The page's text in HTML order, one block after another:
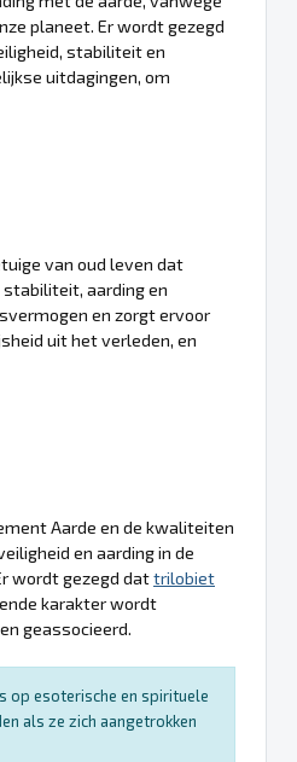
planeet. Er wordt gezegd
stabiliteit en
uitdagingen, om
van oud leven dat
stabiliteit, aarding en
en zorgt ervoor
uit het verleden, en
Aarde en de kwaliteiten
en aarding in de
wordt gezegd dattrilobiet
karakter wordt
geassocieerd.
op esoterische en spirituele
als ze zich aangetrokken